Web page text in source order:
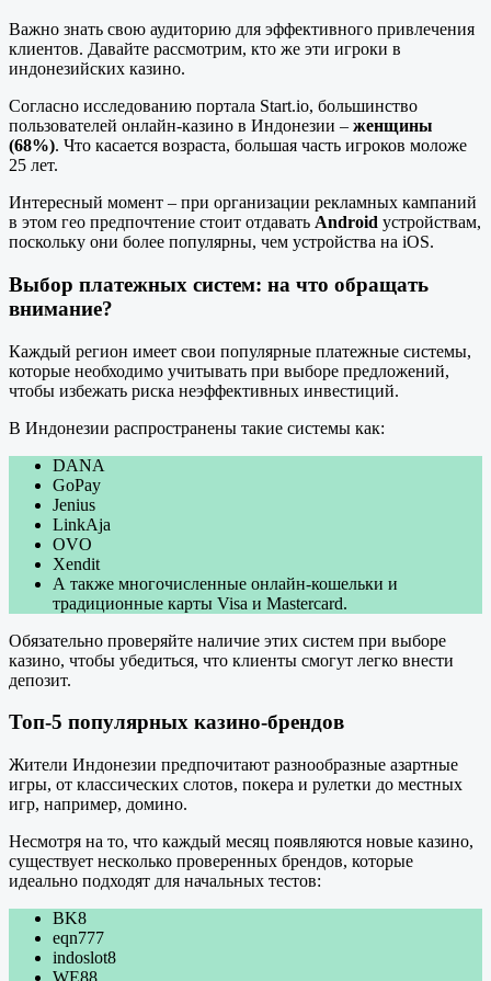
Важно знать свою аудиторию для эффективного привлечения
клиентов. Давайте рассмотрим, кто же эти игроки в
индонезийских казино.
Согласно исследованию портала Start.io, большинство
пользователей онлайн-казино в Индонезии – женщины
(68%). Что касается возраста, большая часть игроков моложе
25 лет.
Интересный момент – при организации рекламных кампаний
в этом гео предпочтение стоит отдавать Android устройствам,
поскольку они более популярны, чем устройства на iOS.
Выбор платежных систем: на что обращать
внимание?
Каждый регион имеет свои популярные платежные системы,
которые необходимо учитывать при выборе предложений,
чтобы избежать риска неэффективных инвестиций.
В Индонезии распространены такие системы как:
DANA
GoPay
Jenius
LinkAja
OVO
Xendit
А также многочисленные онлайн-кошельки и
традиционные карты Visa и Mastercard.
Обязательно проверяйте наличие этих систем при выборе
казино, чтобы убедиться, что клиенты смогут легко внести
депозит.
Топ-5 популярных казино-брендов
Жители Индонезии предпочитают разнообразные азартные
игры, от классических слотов, покера и рулетки до местных
игр, например, домино.
Несмотря на то, что каждый месяц появляются новые казино,
существует несколько проверенных брендов, которые
идеально подходят для начальных тестов:
BK8
eqn777
indoslot8